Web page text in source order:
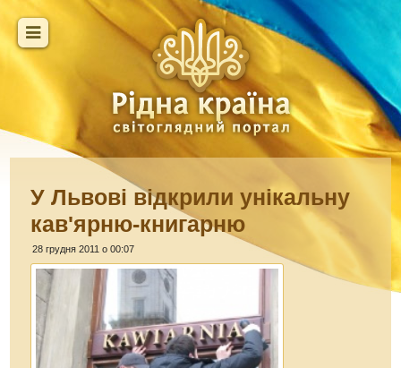
У Львові відкрили унікальну
кав'ярню-книгарню
28 грудня 2011 о 00:07